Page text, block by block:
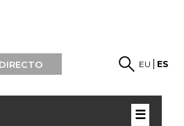
EU ES
☰